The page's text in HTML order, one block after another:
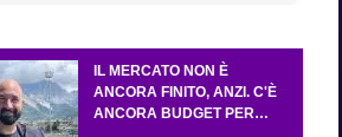
IL MERCATO NON È
ANCORA FINITO, ANZI. C'È
ANCORA BUDGET PER